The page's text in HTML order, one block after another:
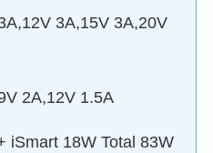
3A,15V 3A,20V
2A,12V 1.5A
iSmart 18W Total 83W